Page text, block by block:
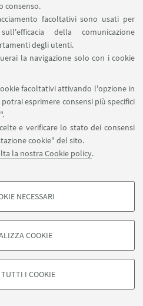
consenso.
facoltativi sono usati per
della comunicazione
degli utenti.
la navigazione solo con i cookie
facoltativi attivando l'opzione in
esprimere consensi più specifici
e verificare lo stato dei consensi
cookie" del sito.
la nostra Cookie policy.
FACOLTATIVI
loro comportamento sul sito, per analisi
NECESSARI
COOKIE
I COOKIE
, suLibrary of Congress
consultazione:
ultima consultazione:
ultima consultazione: